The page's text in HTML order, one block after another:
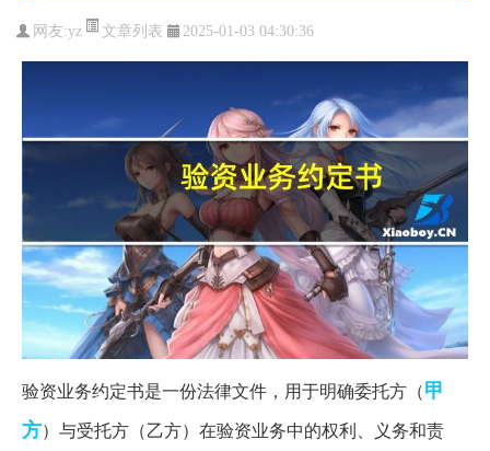
网友:yz 文章列表 2025-01-03 04:30:36
验资业务约定书是一份法律文件，用于明确委托方（甲
方）与受托方（乙方）在验资业务中的权利、义务和责